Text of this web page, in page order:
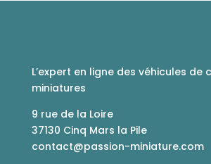
L’expert en ligne des véhicules de
miniatures
9 rue de la Loire
37130 Cinq Mars la Pile
contact@passion-miniature.com